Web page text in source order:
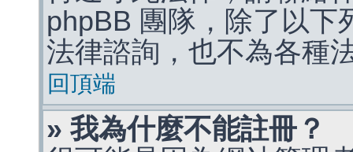
phpBB 團隊，除了以下
法律諮詢，也不為各種
回頂端
» 我為什麼不能註冊？